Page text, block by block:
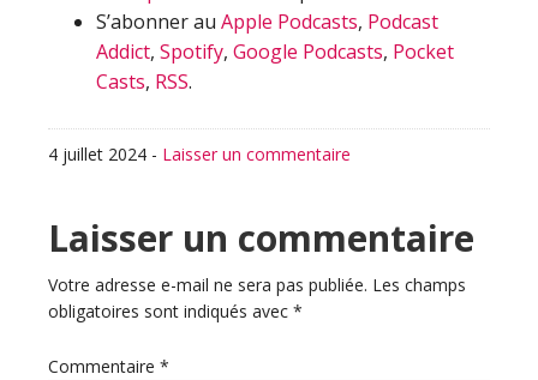
S’abonner au Apple Podcasts, Podcast
Addict, Spotify, Google Podcasts, Pocket
Casts, RSS.
4 juillet 2024 - Laisser un commentaire
Interactions
du
lecteur
Laisser un commentaire
Votre adresse e-mail ne sera pas publiée. Les champs
obligatoires sont indiqués avec *
Commentaire *